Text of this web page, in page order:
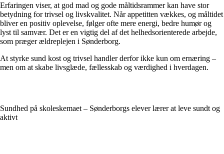
Erfaringen viser, at god mad og gode måltidsrammer kan have stor
betydning for trivsel og livskvalitet. Når appetitten vækkes, og måltidet
bliver en positiv oplevelse, følger ofte mere energi, bedre humør og
lyst til samvær. Det er en vigtig del af det helhedsorienterede arbejde,
som præger ældreplejen i Sønderborg.
At styrke sund kost og trivsel handler derfor ikke kun om ernæring –
men om at skabe livsglæde, fællesskab og værdighed i hverdagen.
Sundhed på skoleskemaet – Sønderborgs elever lærer at leve sundt og
aktivt